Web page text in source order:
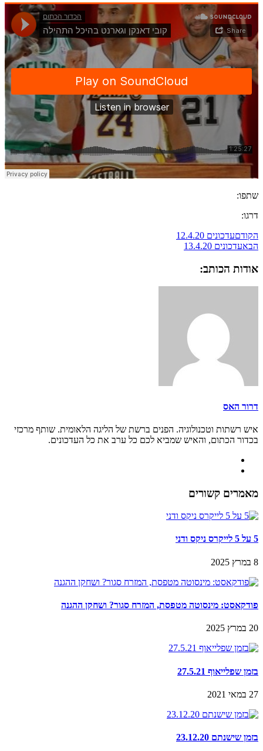
שתפו:
דרגו:
הקודםעדכונים 12.4.20
הבאעדכונים 13.4.20
אודות הכותב:
דרור האס
איש רשתות וטכנולוגיה. הפנים ברשת של הליגה הלאומית. שותף מרכזי
בכדור הכתום, והאיש שמביא לכם כל ערב את כל העדכונים.
מאמרים קשורים
5 על 5 לייקרס ניקס ודני
8 במרץ 2025
פודקאסט: מינסוטה מטפסת, המזרח סגור? ושחקן ההגנה
20 במרץ 2025
בזמן שפלייאוף 27.5.21
27 במאי 2021
בזמן שישנתם 23.12.20